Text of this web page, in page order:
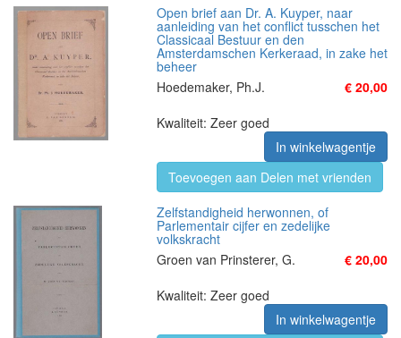
Open brief aan Dr. A. Kuyper, naar
aanleiding van het conflict tusschen het
Classicaal Bestuur en den
Amsterdamschen Kerkeraad, in zake het
beheer
Hoedemaker, Ph.J.
€ 20,00
Kwaliteit: Zeer goed
In winkelwagentje
Toevoegen aan Delen met vrienden
Zelfstandigheid herwonnen, of
Parlementair cijfer en zedelijke
volkskracht
Groen van Prinsterer, G.
€ 20,00
Kwaliteit: Zeer goed
In winkelwagentje